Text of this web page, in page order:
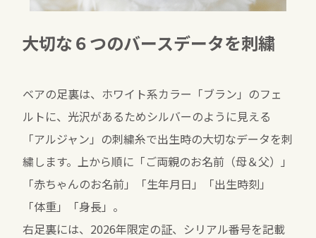
大切な６つのバースデータを刺繍
ベアの足裏は、ホワイト系カラー「ブラン」のフェ
ルトに、光沢があるためシルバーのように見える
「アルジャン」の刺繍糸で出生時の大切なデータを刺
繍します。上から順に「ご両親のお名前（母＆父）」
「赤ちゃんのお名前」「生年月日」「出生時刻」
「体重」「身長」。
右足裏には、2026年限定の証、シリアル番号を記載